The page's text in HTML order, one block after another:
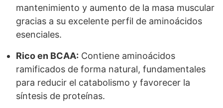
mantenimiento y aumento de la masa muscular
gracias a su excelente perfil de aminoácidos
esenciales.
Rico en BCAA: Contiene aminoácidos
ramificados de forma natural, fundamentales
para reducir el catabolismo y favorecer la
síntesis de proteínas.